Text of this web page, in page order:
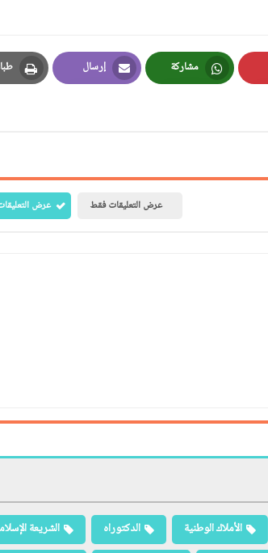
مشاركة
Whatsapp
إرسال
Email
عرض التعليقات فقط عرض
الأملاك الوطنية الدكتوراه الشريعة